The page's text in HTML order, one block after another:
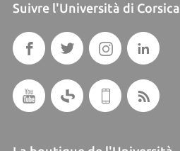
Suivre l'Università di Corsica